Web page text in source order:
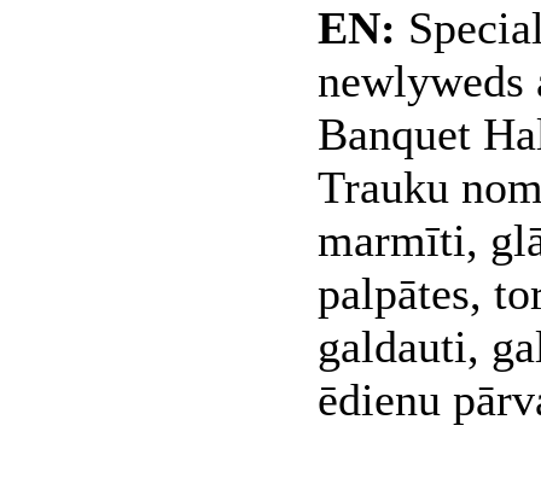
EN:
newlyweds
Banquet
Trauku
marmīti,
palpātes,
galdauti,
ēdienu